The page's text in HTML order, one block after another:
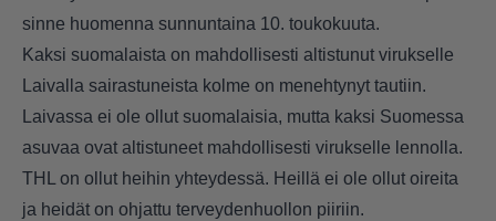
sinne huomenna sunnuntaina 10. toukokuuta.
Kaksi suomalaista on mahdollisesti altistunut virukselle
Laivalla sairastuneista kolme on menehtynyt tautiin.
Laivassa ei ole ollut suomalaisia, mutta kaksi Suomessa
asuvaa ovat altistuneet mahdollisesti virukselle lennolla.
THL on ollut heihin yhteydessä. Heillä ei ole ollut oireita
ja heidät on ohjattu terveydenhuollon piiriin.